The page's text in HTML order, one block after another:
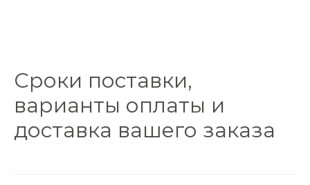
Сроки поставки,
варианты оплаты и
доставка вашего заказа